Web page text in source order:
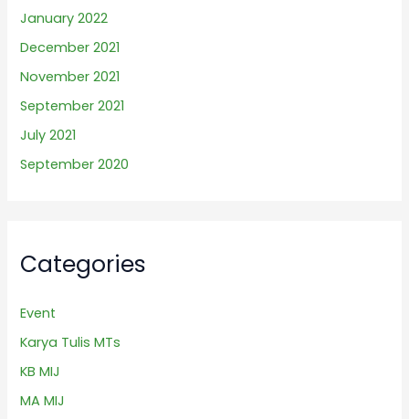
January 2022
December 2021
November 2021
September 2021
July 2021
September 2020
Categories
Event
Karya Tulis MTs
KB MIJ
MA MIJ